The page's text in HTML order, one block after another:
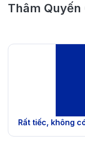
Thâm Quyến
Rất tiếc, không